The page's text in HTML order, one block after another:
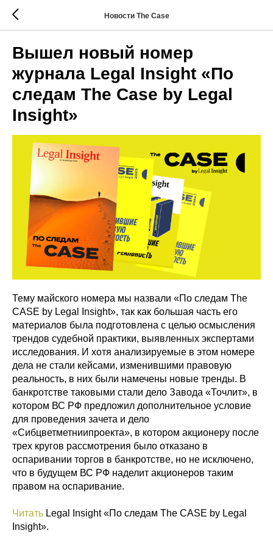
Новости The Case
Вышел новый номер
журнала Legal Insight «По
следам The Case by Legal
Insight»
Тему майского номера мы назвали «По следам The
CASE by Legal Insight», так как большая часть его
материалов была подготовлена с целью осмысления
трендов судебной практики, выявленных экспертами
исследования. И хотя анализируемые в этом номере
дела не стали кейсами, изменившими правовую
реальность, в них были намечены новые тренды. В
банкротстве таковыми стали дело Завода «Точлит», в
котором ВС РФ предложил дополнительное условие
для проведения зачета и дело
«Сибцветметниипроекта», в котором акционеру после
трех кругов рассмотрения было отказано в
оспаривании торгов в банкротстве, но не исключено,
что в будущем ВС РФ наделит акционеров таким
правом на оспаривание.
Читать Legal Insight «По следам The CASE by Legal
Insight».